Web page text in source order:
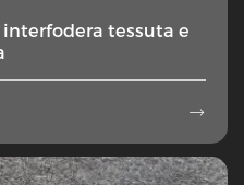
tessuta e
